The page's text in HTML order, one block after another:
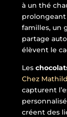
à un thé
prolongeant
familles, un
partage
élèvent le
Les
Chez
capturent
créent des